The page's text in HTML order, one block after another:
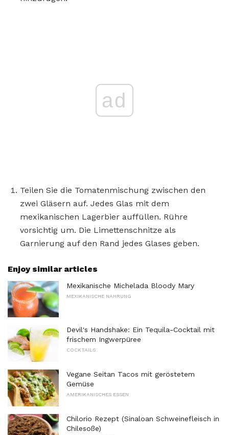
ad
Teilen Sie die Tomatenmischung zwischen den
zwei Gläsern auf. Jedes Glas mit dem
mexikanischen Lagerbier auffüllen. Rühre
vorsichtig um. Die Limettenschnitze als
Garnierung auf den Rand jedes Glases geben.
Enjoy similar articles
Mexikanische Michelada Bloody Mary
MEXIKANISCHE NAHRUNG
Devil's Handshake: Ein Tequila-Cocktail mit
frischem Ingwerpüree
COCKTAILS
Vegane Seitan Tacos mit geröstetem
Gemüse
AMERIKANISCHES ESSEN
Chilorio Rezept (Sinaloan Schweinefleisch in
Chilesoße)